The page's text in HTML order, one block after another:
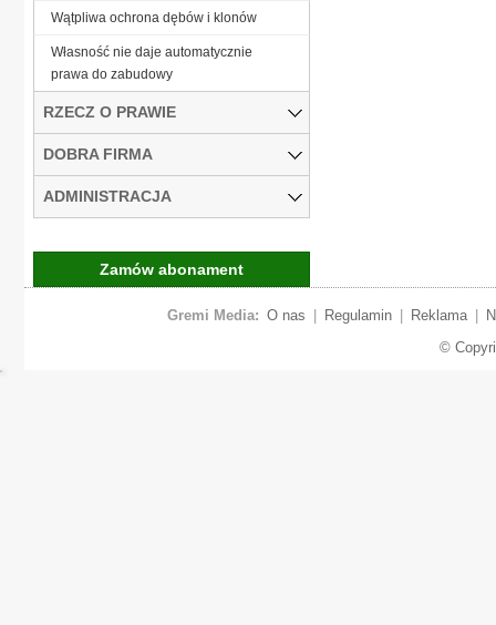
Wątpliwa ochrona dębów i klonów
Własność nie daje automatycznie
prawa do zabudowy
RZECZ O PRAWIE
DOBRA FIRMA
ADMINISTRACJA
Zamów abonament
Gremi Media: O nas Regulamin Reklama
©